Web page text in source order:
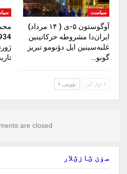
سیاست
آوگوستون ۵-ی ( ۱۴ مرداد)
ایران‌دا مشروطه حرکاتینین
غلبه‌سینین ایل دؤنومو تبریز
گونو…
اول کی نؤوبتی
are closed.
سۏن ؽازؽلار